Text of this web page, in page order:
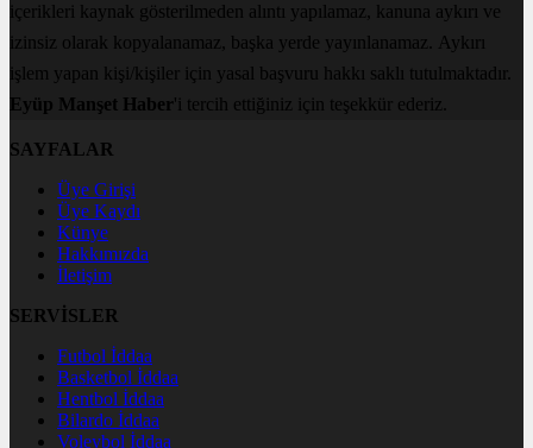
içerikleri kaynak gösterilmeden alıntı yapılamaz, kanuna aykırı ve
izinsiz olarak kopyalanamaz, başka yerde yayınlanamaz. Aykırı
işlem yapan kişi/kişiler için yasal başvuru hakkı saklı tutulmaktadır.
Eyüp Manşet Haber'i tercih ettiğiniz için teşekkür ederiz.
SAYFALAR
Üye Girişi
Üye Kaydı
Künye
Hakkımızda
İletişim
SERVİSLER
Futbol İddaa
Basketbol İddaa
Hentbol İddaa
Bilardo İddaa
Voleybol İddaa